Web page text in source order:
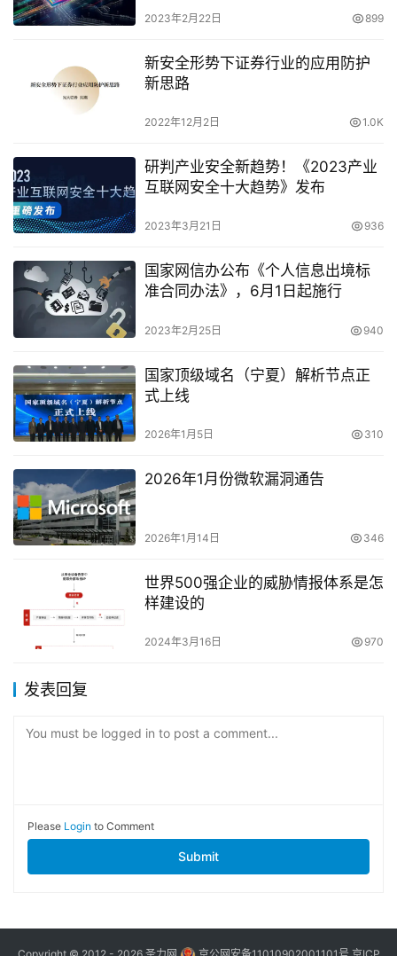
2023年2月22日 899
新安全形势下证券行业的应用防护
新思路
2022年12月2日 1.0K
研判产业安全新趋势！《2023产业
互联网安全十大趋势》发布
2023年3月21日 936
国家网信办公布《个人信息出境标
准合同办法》，6月1日起施行
2023年2月25日 940
国家顶级域名（宁夏）解析节点正
式上线
2026年1月5日 310
2026年1月份微软漏洞通告
2026年1月14日 346
世界500强企业的威胁情报体系是怎
样建设的
2024年3月16日 970
发表回复
You must be logged in to post a comment...
Please Login to Comment
Submit